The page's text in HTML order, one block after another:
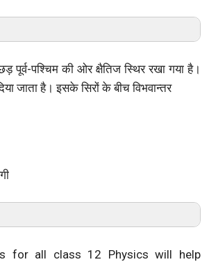
पूर्व-पश्चिम की ओर क्षैतिज स्थिर रखा गया है।
जाता है। इसके सिरों के बीच विभवान्तर
for all class 12 Physics will help